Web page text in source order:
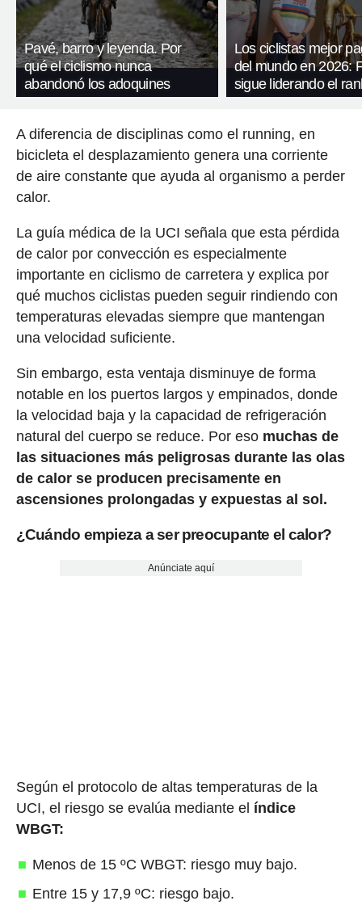
Pavé, barro y leyenda. Por
qué el ciclismo nunca
abandonó los adoquines
Los ciclistas mejor
del mundo en 2026:
sigue liderando el
A diferencia de disciplinas como el running, en
bicicleta el desplazamiento genera una corriente
de aire constante que ayuda al organismo a perder
calor.
La guía médica de la UCI señala que esta pérdida
de calor por convección es especialmente
importante en ciclismo de carretera y explica por
qué muchos ciclistas pueden seguir rindiendo con
temperaturas elevadas siempre que mantengan
una velocidad suficiente.
Sin embargo, esta ventaja disminuye de forma
notable en los puertos largos y empinados, donde
la velocidad baja y la capacidad de refrigeración
natural del cuerpo se reduce. Por esomuchas de
las situaciones más peligrosas durante las olas
de calor se producen precisamente en
ascensiones prolongadas y expuestas al sol.
¿Cuándo empieza a ser preocupante el calor?
Anúnciate aquí
Según el protocolo de altas temperaturas de la
UCI, el riesgo se evalúa mediante el índice
WBGT:
Menos de 15 ºC WBGT: riesgo muy bajo.
Entre 15 y 17,9 ºC: riesgo bajo.